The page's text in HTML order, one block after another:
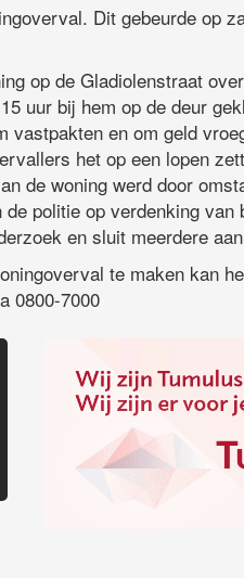
Dit gebeurde op
op de Gladiolenstraat
uur bij hem op de deur
vastpakten en om geld
het op een lopen
de woning werd door
politie op verdenking
en sluit meerdere
te maken kan
0800-7000